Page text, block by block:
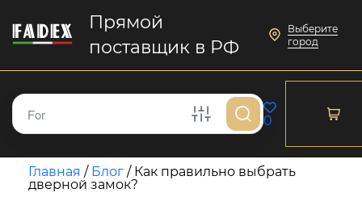
Прямой
поставщик в РФ
Выберите
город
0
Главная / Блог / Как правильно выбрать
дверной замок?